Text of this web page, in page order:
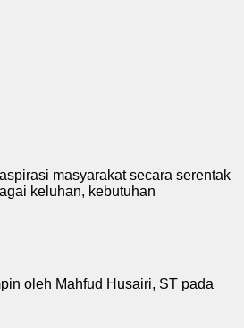
masyarakat secara serentak
keluhan, kebutuhan
oleh Mahfud Husairi, ST pada